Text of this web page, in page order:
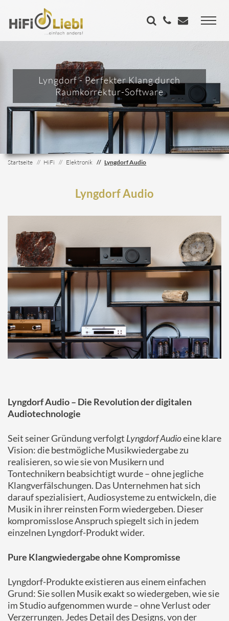
Lyngdorf - Perfekter Klang durch
Raumkorrektur-Software
Startseite HiFi Elektronik Lyngdorf Audio
Lyngdorf Audio
Lyngdorf Audio – Die Revolution der digitalen
Audiotechnologie
Seit seiner Gründung verfolgt Lyngdorf Audioeine klare
Vision: die bestmögliche Musikwiedergabe zu
realisieren, so wie sie von Musikern und
Tontechnikern beabsichtigt wurde – ohne jegliche
Klangverfälschungen. Das Unternehmen hat sich
darauf spezialisiert, Audiosysteme zu entwickeln, die
Musik in ihrer reinsten Form wiedergeben. Dieser
kompromisslose Anspruch spiegelt sich in jedem
einzelnen Lyngdorf-Produkt wider.
Pure Klangwiedergabe ohne Kompromisse
Lyngdorf-Produkte existieren aus einem einfachen
Grund: Sie sollen Musik exakt so wiedergeben, wie sie
im Studio aufgenommen wurde – ohne Verlust oder
Verzerrungen. Jedes Detail des Designs, von der